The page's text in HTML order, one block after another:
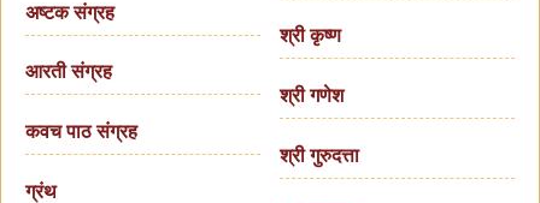
अष्टक संग्रह
आरती संग्रह
कवच पाठ संग्रह
ग्रंथ
श्री कृष्ण
श्री गणेश
श्री गुरुदत्ता